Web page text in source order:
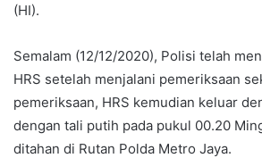
(HI).
Semalam (12/12/2020), Polisi telah
HRS setelah menjalani pemeriksaan
pemeriksaan, HRS kemudian keluar
dengan tali putih pada pukul 00.20
ditahan di Rutan Polda Metro Jaya.